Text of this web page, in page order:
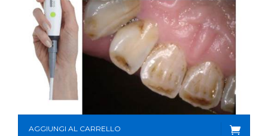
AGGIUNGI AL CARRELLO